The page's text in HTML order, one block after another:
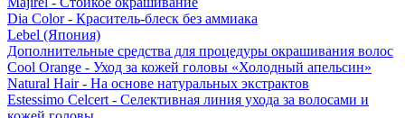
Dia Color - Краситель-блеск без аммиака
Lebel (Япония)
Дополнительные средства для процедуры окрашивания волос
Cool Orange - Уход за кожей головы «Холодный апельсин»
Natural Hair - На основе натуральных экстрактов
Estessimo Celcert - Селективная линия ухода за волосами и